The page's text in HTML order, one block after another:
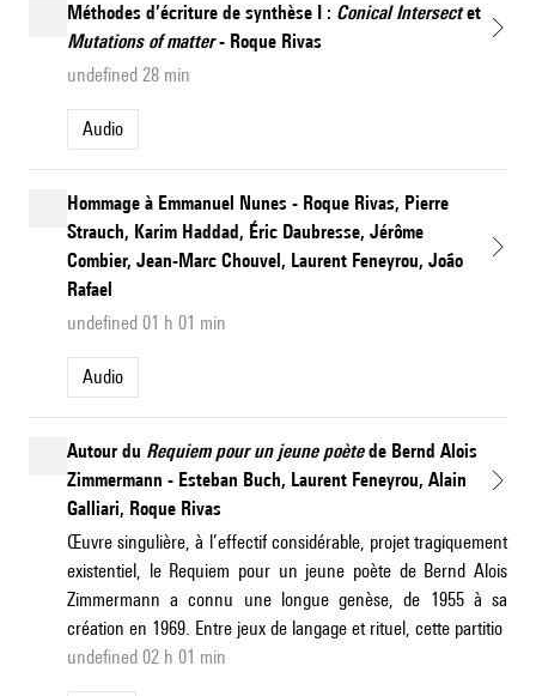
Méthodes d’écriture de synthèse I : Conical Intersectet
Mutations of matter- Roque Rivas
undefined 28 min
Audio
Hommage à Emmanuel Nunes - Roque Rivas, Pierre
Strauch, Karim Haddad, Éric Daubresse, Jérôme
Combier, Jean-Marc Chouvel, Laurent Feneyrou, João
Rafael
undefined 01 h 01 min
Audio
Autour du Requiem pour un jeune poètede Bernd Alois
Zimmermann - Esteban Buch, Laurent Feneyrou, Alain
Galliari, Roque Rivas
Œuvre singulière, à l’effectif considérable, projet tragiquement
existentiel, le Requiem pour un jeune poète de Bernd Alois
Zimmermann a connu une longue genèse, de 1955 à sa
création en 1969. Entre jeux de langage et rituel, cette partitio
undefined 02 h 01 min